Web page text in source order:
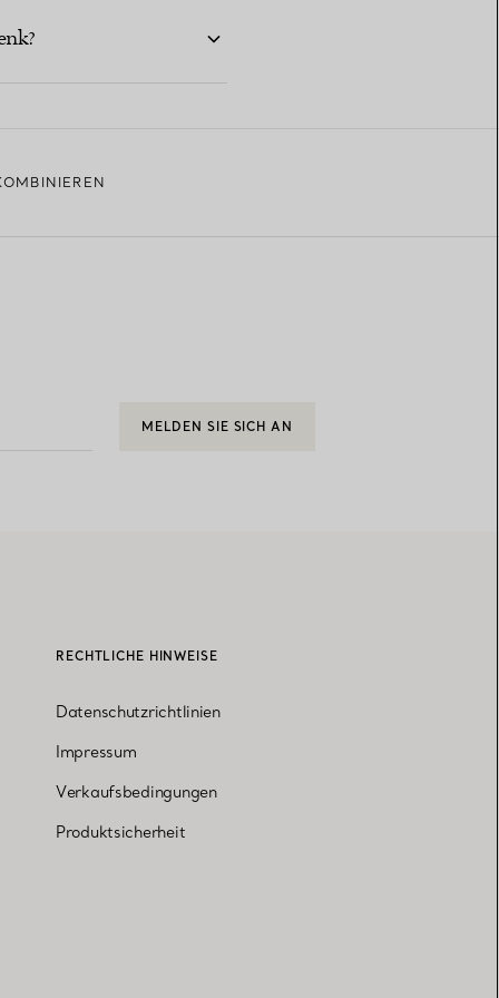
MELDEN SIE SICH AN
RECHTLICHE HINWEISE
Datenschutzrichtlinien
Impressum
Verkaufsbedingungen
Produktsicherheit